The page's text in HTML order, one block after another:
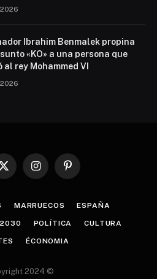
Ibrahim Benmalek propina
«KO» a una persona que
al rey Mohammed VI
X
InstagramPinterest
MARRUECOS ESPAÑA
POLÍTICA CULTURA
ÉCONOMIA
2024 ©